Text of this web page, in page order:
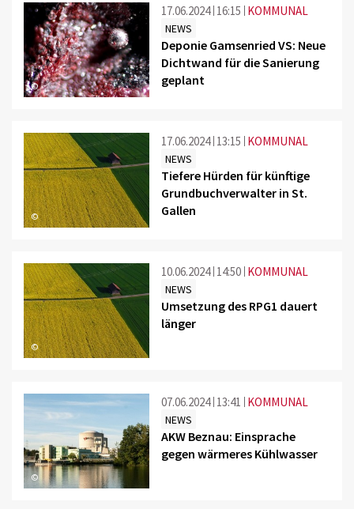
©
17.06.2024 16:15 KOMMUNAL
NEWS
Deponie Gamsenried VS: Neue
Dichtwand für die Sanierung
geplant
©
17.06.2024 13:15 KOMMUNAL
NEWS
Tiefere Hürden für künftige
Grundbuchverwalter in St.
Gallen
©
10.06.2024 14:50 KOMMUNAL
NEWS
Umsetzung des RPG1 dauert
länger
©
07.06.2024 13:41 KOMMUNAL
NEWS
AKW Beznau: Einsprache
gegen wärmeres Kühlwasser